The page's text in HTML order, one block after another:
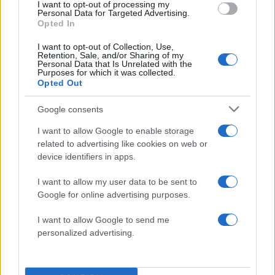
I want to opt-out of processing my
Personal Data for Targeted Advertising.
Opted In
I want to opt-out of Collection, Use,
Retention, Sale, and/or Sharing of my
Personal Data that Is Unrelated with the
Purposes for which it was collected.
Opted Out
Google consents
I want to allow Google to enable storage
related to advertising like cookies on web or
device identifiers in apps.
I want to allow my user data to be sent to
Google for online advertising purposes.
I want to allow Google to send me
personalized advertising.
επιχειρηματικότητα».
Ξεχωριστή αναφορά επεφύλασσε ο πρώην
υπουργός και στην πρόεδρο της Πλεύσης
Ελευθερίας, Ζωή Κωνσταντοπούλου, λέγοντας
ότι έχει αναλάβει ρόλο «εισαγγελέα», υιοθετεί
φτηνή και επικίνδυνη πολιτική συνταγή και αφήνει
υπαινιγμούς για χρηματισμό.
πολιτικό κόμμα. Είναι προσωπικό one-woman
show. ΗΖωή Κωνσταντοπούλουδεν κάνει
αντιπολίτευση. Δεν ασκεί πολιτική, προβάλλει
μόνο θέαμα και σε αυτό ομολογουμένως έχει
πως αν η κ. Κωνσταντοπούλου έχει στοιχεία